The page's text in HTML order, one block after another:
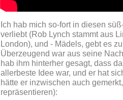
Ich hab mich so-fort in diesen
verliebt (Rob Lynch stammt aus
London), und - Mädels, gebt es
Überzeugend war aus seine
hab ihm hinterher gesagt, dass
allerbeste Idee war, und er hat
hätte er inzwischen auch
repräsentieren):